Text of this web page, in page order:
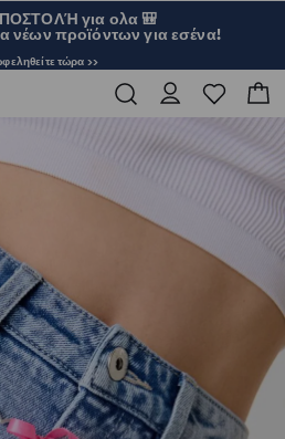
για ολα 🎒
νέων προϊόντων για εσένα!
τώρα >>